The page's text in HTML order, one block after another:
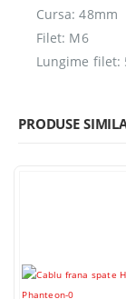
Cursa: 48mm
Filet: M6
Lungime filet:
PRODUSE